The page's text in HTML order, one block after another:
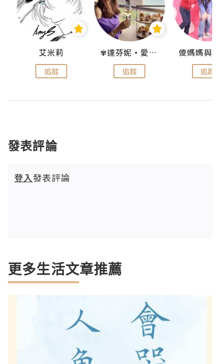
艾米莉
追蹤
✾達芬妮•愛孩子•愛生活✾
追蹤 追蹤
發表評論
登入發表評論
更多生活文章推薦